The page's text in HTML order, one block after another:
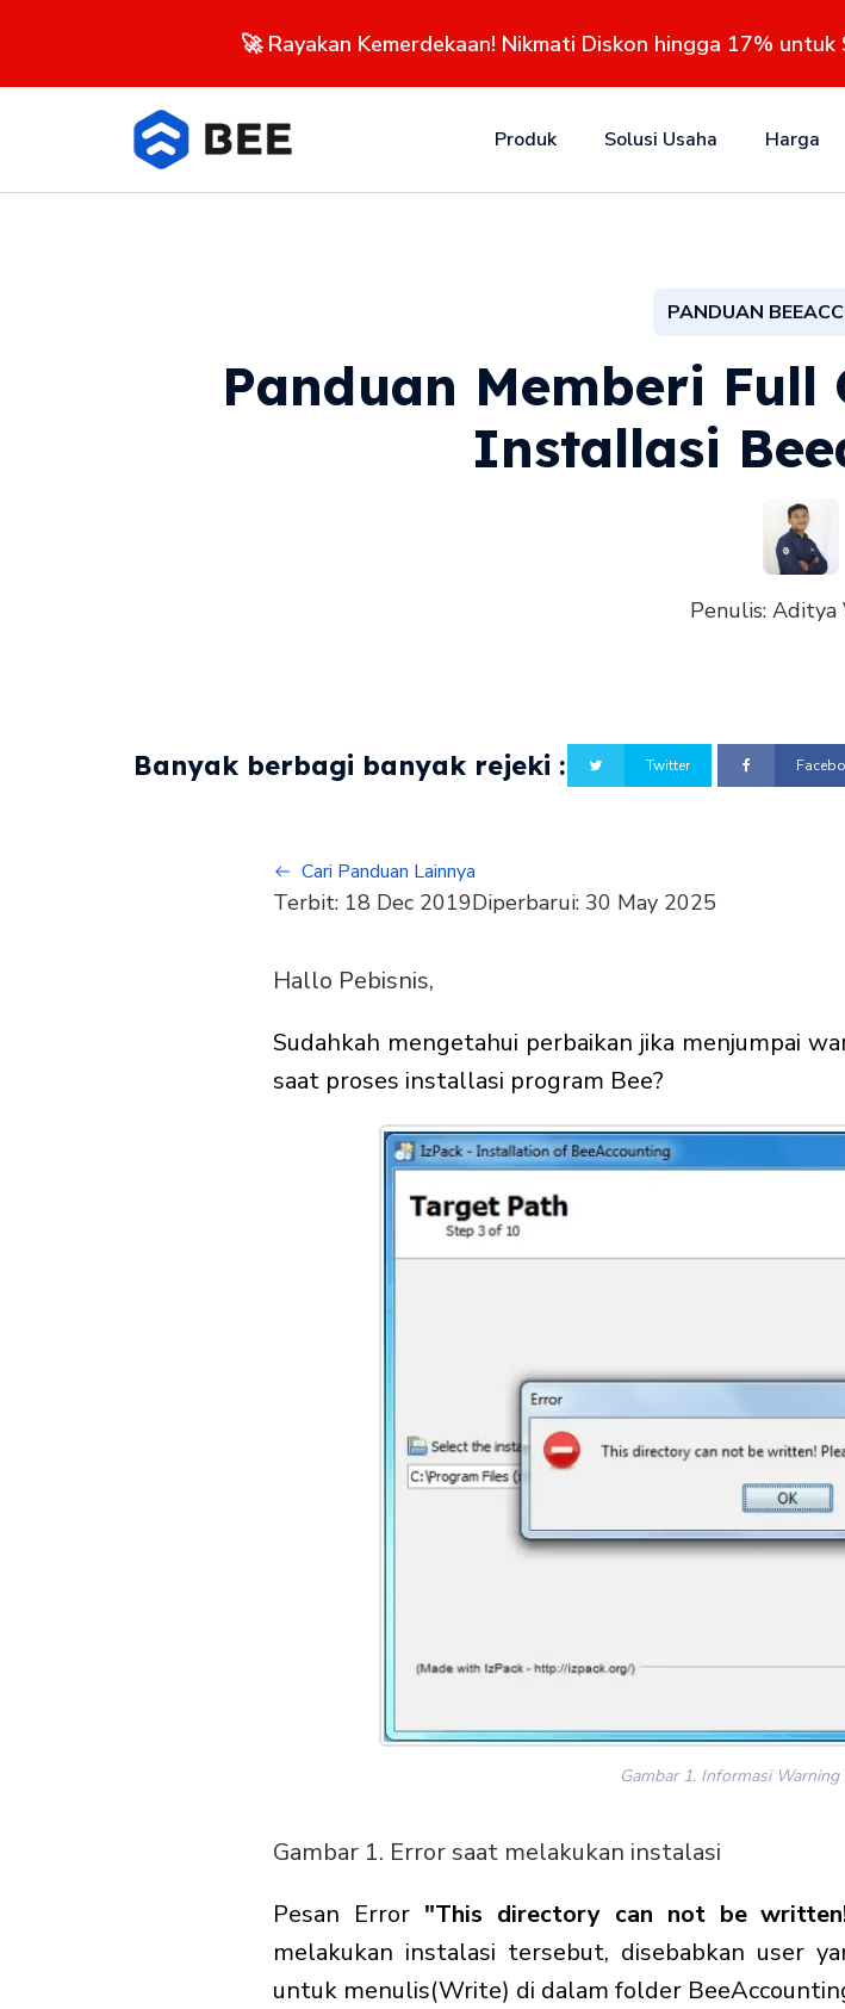
🚀 Rayakan Kemerdekaan! Nikmati Diskon hingga 17% untuk
Produk Solusi Usaha Harga
PANDUAN
Panduan Memberi Full
Installasi
Penulis: Aditya
Banyak berbagi banyak rejeki : Twitter
Cari Panduan Lainnya
Terbit: 18 Dec 2019Diperbarui: 30 May 2025
Hallo Pebisnis,
Sudahkah mengetahui perbaikan jika menjumpai
saat proses installasi program Bee?
Gambar 1. Informasi
Gambar 1. Error saat melakukan instalasi
Pesan Error "This directory can not be
melakukan instalasi tersebut, disebabkan user
untuk menulis(Write) di dalam folder